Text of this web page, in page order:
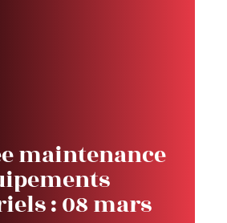
maintenance
: 08 mars